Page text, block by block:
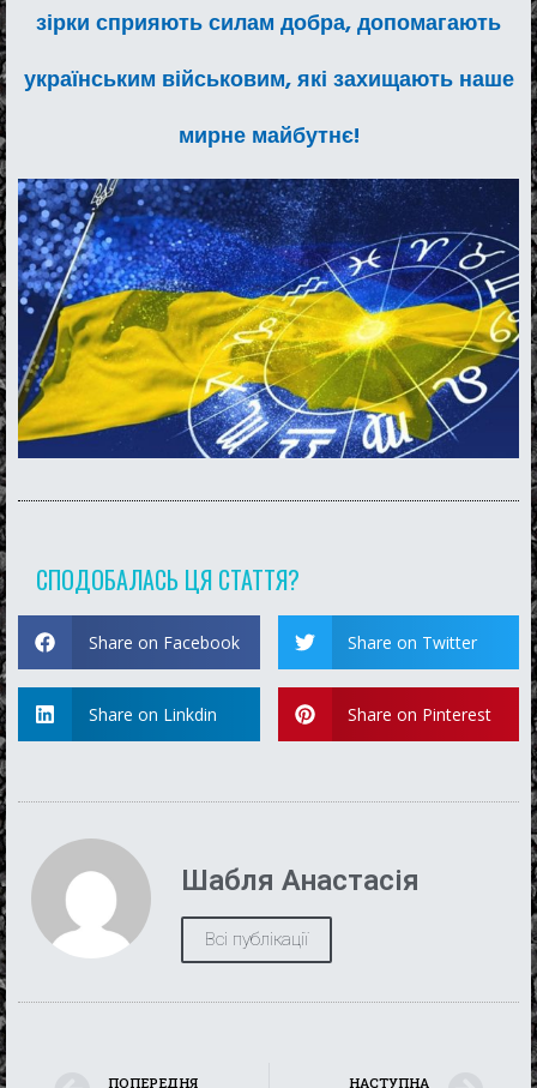
зірки сприяють силам добра, допомагають
українським військовим, які захищають наше
мирне майбутнє!
СПОДОБАЛАСЬ ЦЯ СТАТТЯ?
Share on Facebook Share on Twitter
Share on Linkdin Share on Pinterest
Шабля Анастасія
Всі публікації
ПОПЕРЕДНЯ НАСТУПНА